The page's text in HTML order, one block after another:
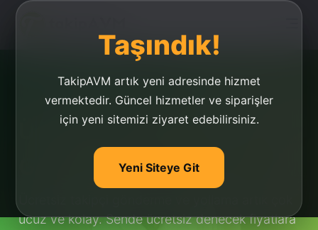
Taşındık!
TakipAVM artık yeni adresinde hizmet
vermektedir. Güncel hizmetler ve siparişler
için yeni sitemizi ziyaret edebilirsiniz.
Yeni Siteye Git
Ücretsiz Takipçi
Gönderme
ucuz ve kolay. Sende ücretsiz denecek fiyatlara